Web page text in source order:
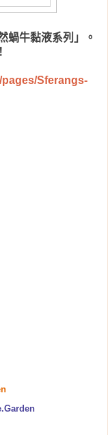
蝸牛黏液系列」。
Sferangs-